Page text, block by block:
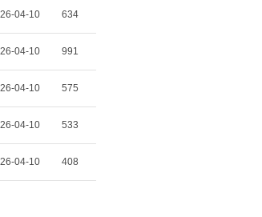
04-10 634
04-10 991
04-10 575
04-10 533
04-10 408